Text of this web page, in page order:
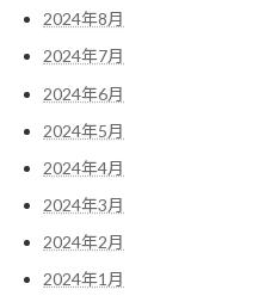
2024年8月
2024年7月
2024年6月
2024年5月
2024年4月
2024年3月
2024年2月
2024年1月